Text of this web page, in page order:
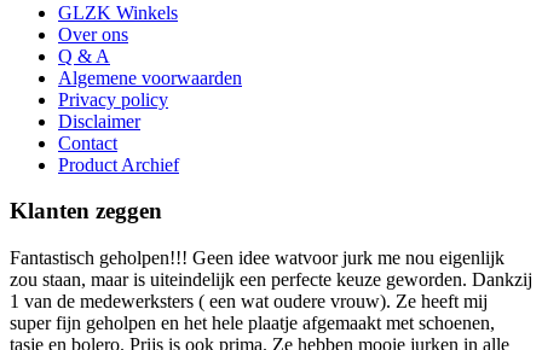
GLZK Winkels
Over ons
Q & A
Algemene voorwaarden
Privacy policy
Disclaimer
Contact
Product Archief
Klanten zeggen
Fantastisch geholpen!!! Geen idee watvoor jurk me nou eigenlijk
zou staan, maar is uiteindelijk een perfecte keuze geworden. Dankzij
1 van de medewerksters ( een wat oudere vrouw). Ze heeft mij
super fijn geholpen en het hele plaatje afgemaakt met schoenen,
tasje en bolero. Prijs is ook prima. Ze hebben mooie jurken in alle